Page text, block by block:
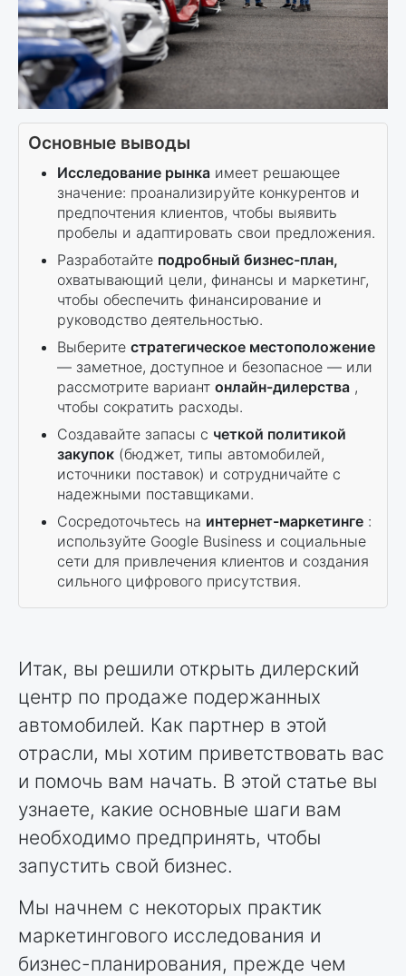
Основные выводы
Исследование рынка имеет решающее
значение: проанализируйте конкурентов и
предпочтения клиентов, чтобы выявить
пробелы и адаптировать свои предложения.
Разработайте подробный бизнес-план,
охватывающий цели, финансы и маркетинг,
чтобы обеспечить финансирование и
руководство деятельностью.
Выберите стратегическое местоположение
— заметное, доступное и безопасное — или
рассмотрите вариант онлайн-дилерства ,
чтобы сократить расходы.
Создавайте запасы с четкой политикой
закупок (бюджет, типы автомобилей,
источники поставок) и сотрудничайте с
надежными поставщиками.
Сосредоточьтесь на интернет-маркетинге :
используйте Google Business и социальные
сети для привлечения клиентов и создания
сильного цифрового присутствия.
Итак, вы решили открыть дилерский
центр по продаже подержанных
автомобилей. Как партнер в этой
отрасли, мы хотим приветствовать вас
и помочь вам начать. В этой статье вы
узнаете, какие основные шаги вам
необходимо предпринять, чтобы
запустить свой бизнес.
Мы начнем с некоторых практик
маркетингового исследования и
бизнес-планирования, прежде чем